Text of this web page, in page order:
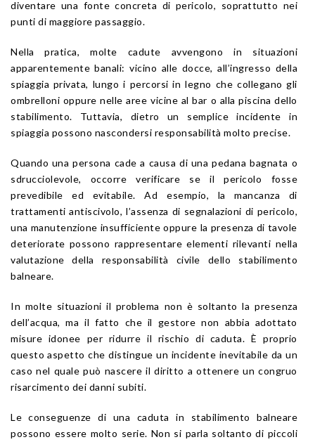
diventare una fonte concreta di pericolo, soprattutto nei
punti di maggiore passaggio.
Nella pratica, molte cadute avvengono in situazioni
apparentemente banali: vicino alle docce, all’ingresso della
spiaggia privata, lungo i percorsi in legno che collegano gli
ombrelloni oppure nelle aree vicine al bar o alla piscina dello
stabilimento. Tuttavia, dietro un semplice incidente in
spiaggia possono nascondersi responsabilità molto precise.
Quando una persona cade a causa di una pedana bagnata o
sdrucciolevole, occorre verificare se il pericolo fosse
prevedibile ed evitabile. Ad esempio, la mancanza di
trattamenti antiscivolo, l’assenza di segnalazioni di pericolo,
una manutenzione insufficiente oppure la presenza di tavole
deteriorate possono rappresentare elementi rilevanti nella
valutazione della responsabilità civile dello stabilimento
balneare.
In molte situazioni il problema non è soltanto la presenza
dell’acqua, ma il fatto che il gestore non abbia adottato
misure idonee per ridurre il rischio di caduta. È proprio
questo aspetto che distingue un incidente inevitabile da un
caso nel quale può nascere il diritto a ottenere un congruo
risarcimento dei danni subiti.
Le conseguenze di una caduta in stabilimento balneare
possono essere molto serie. Non si parla soltanto di piccoli